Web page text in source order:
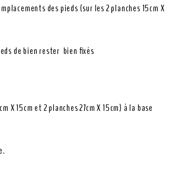
des pieds (sur les 2 planches 15cm X
de bien rester bien fixés
X 15cm et 2 planches 27cm X 15cm) à la base